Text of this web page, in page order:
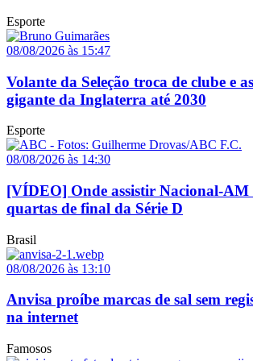
Esporte
08/08/2026 às 15:47
Volante da Seleção troca de clube e
gigante da Inglaterra até 2030
Esporte
08/08/2026 às 14:30
[VÍDEO] Onde assistir Nacional-AM
quartas de final da Série D
Brasil
08/08/2026 às 13:10
Anvisa proíbe marcas de sal sem
na internet
Famosos